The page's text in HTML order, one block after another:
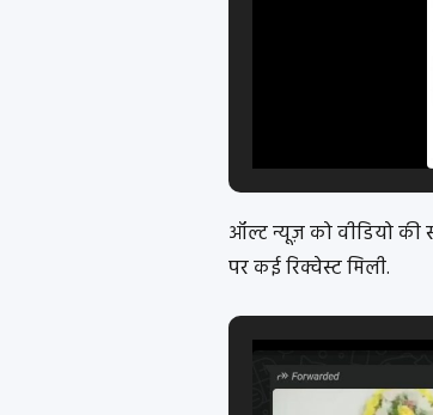
ऑल्ट न्यूज़ को वीडियो की
पर कई रिक्वेस्ट मिली.